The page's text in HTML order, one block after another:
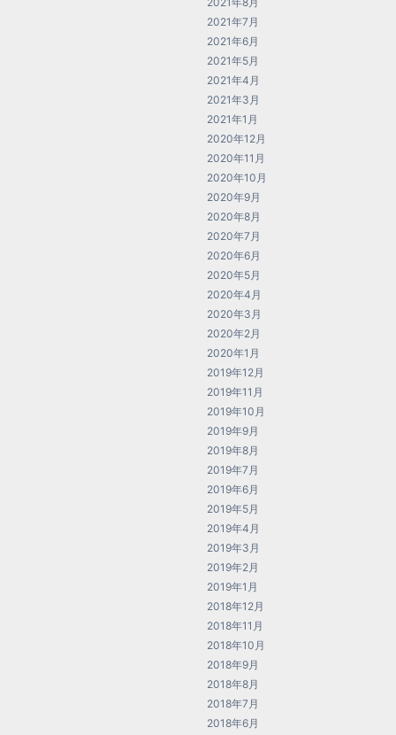
2021年7月
2021年6月
2021年5月
2021年4月
2021年3月
2021年1月
2020年12月
2020年11月
2020年10月
2020年9月
2020年8月
2020年7月
2020年6月
2020年5月
2020年4月
2020年3月
2020年2月
2020年1月
2019年12月
2019年11月
2019年10月
2019年9月
2019年8月
2019年7月
2019年6月
2019年5月
2019年4月
2019年3月
2019年2月
2019年1月
2018年12月
2018年11月
2018年10月
2018年9月
2018年8月
2018年7月
2018年6月